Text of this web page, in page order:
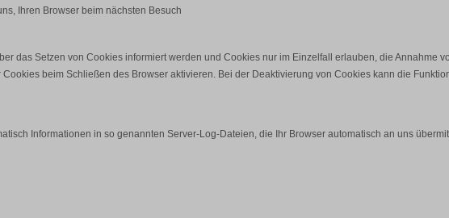
Ihren Browser beim nächsten Besuch
das Setzen von Cookies informiert werden und Cookies nur im Einzelfall erlauben, die Annahme
beim Schließen des Browser aktivieren. Bei der Deaktivierung von Cookies kann die
Informationen in so genannten Server-Log-Dateien, die Ihr Browser automatisch an uns